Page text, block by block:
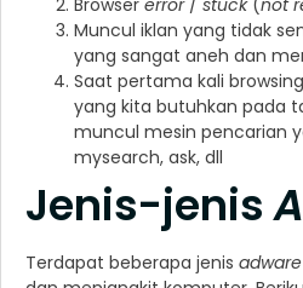
Browser error/ stuck(not
Muncul iklan yang tidak
yang sangat aneh dan
Saat pertama kali
yang kita butuhkan pada
muncul mesin pencarian
mysearch, ask, dll
Jenis-jenis
Terdapat beberapa jenis adware